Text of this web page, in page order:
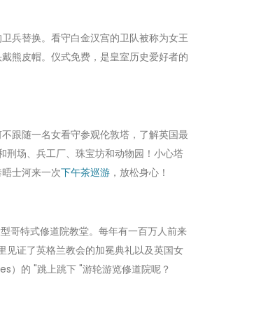
兵替换。看守白金汉宫的卫队被称为女王
熊皮帽。仪式免费，是皇室历史爱好者的
跟随一名女看守参观伦敦塔，了解英国最
场、兵工厂、珠宝坊和动物园！小心塔
士河来一次下午茶巡游 ，放松身心！
哥特式修道院教堂。每年有一百万人前来
证了英格兰教会的加冕典礼以及英国女
）的 "跳上跳下 "游轮游览修道院呢？